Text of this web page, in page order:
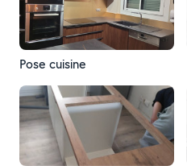
Pose cuisine